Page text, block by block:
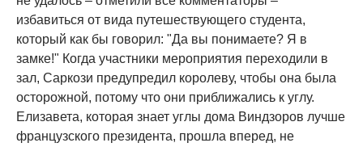
избавиться от вида путешествующего студента,
который как бы говорил: "Да вы понимаете? Я в
замке!" Когда участники мероприятия переходили в
зал, Саркози предупредил королеву, чтобы она была
осторожной, потому что они приближались к углу.
Елизавета, которая знает углы дома Виндзоров лучше
французского президента, прошла вперед, не